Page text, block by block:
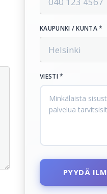
KAUPUNKI / KUNTA *
VIESTI *
PYYDÄ